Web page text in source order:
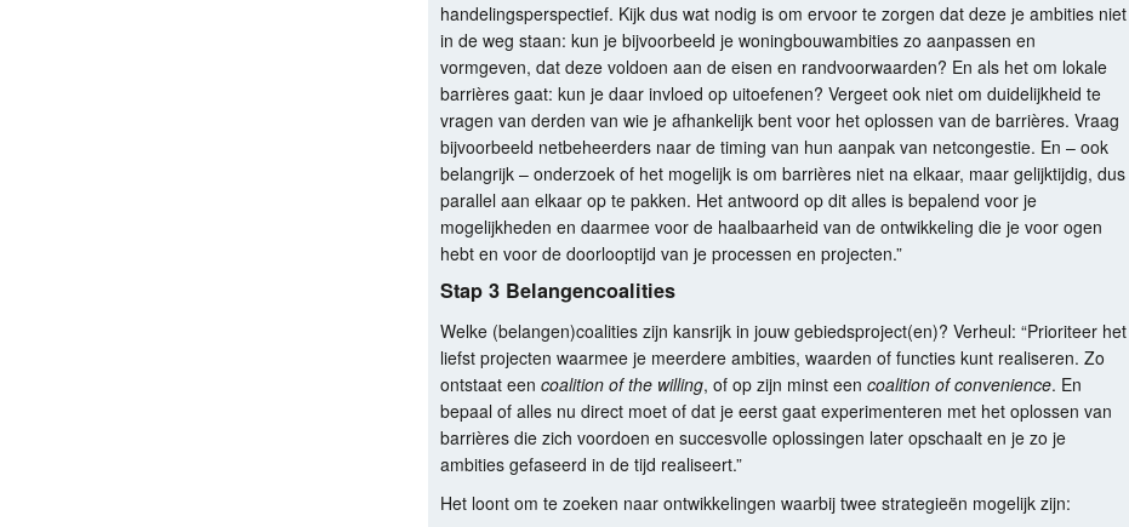
handelingsperspectief. Kijk dus wat nodig is om ervoor te zorgen dat deze je ambities niet
in de weg staan: kun je bijvoorbeeld je woningbouwambities zo aanpassen en
vormgeven, dat deze voldoen aan de eisen en randvoorwaarden? En als het om lokale
barrières gaat: kun je daar invloed op uitoefenen? Vergeet ook niet om duidelijkheid te
vragen van derden van wie je afhankelijk bent voor het oplossen van de barrières. Vraag
bijvoorbeeld netbeheerders naar de timing van hun aanpak van netcongestie. En – ook
belangrijk – onderzoek of het mogelijk is om barrières niet na elkaar, maar gelijktijdig, dus
parallel aan elkaar op te pakken. Het antwoord op dit alles is bepalend voor je
mogelijkheden en daarmee voor de haalbaarheid van de ontwikkeling die je voor ogen
hebt en voor de doorlooptijd van je processen en projecten.”
Stap 3 Belangencoalities
Welke (belangen)coalities zijn kansrijk in jouw gebiedsproject(en)? Verheul: “Prioriteer het
liefst projecten waarmee je meerdere ambities, waarden of functies kunt realiseren. Zo
ontstaat een coalition of the willing, of op zijn minst een coalition of convenience. En
bepaal of alles nu direct moet of dat je eerst gaat experimenteren met het oplossen van
barrières die zich voordoen en succesvolle oplossingen later opschaalt en je zo je
ambities gefaseerd in de tijd realiseert.”
Het loont om te zoeken naar ontwikkelingen waarbij twee strategieën mogelijk zijn: